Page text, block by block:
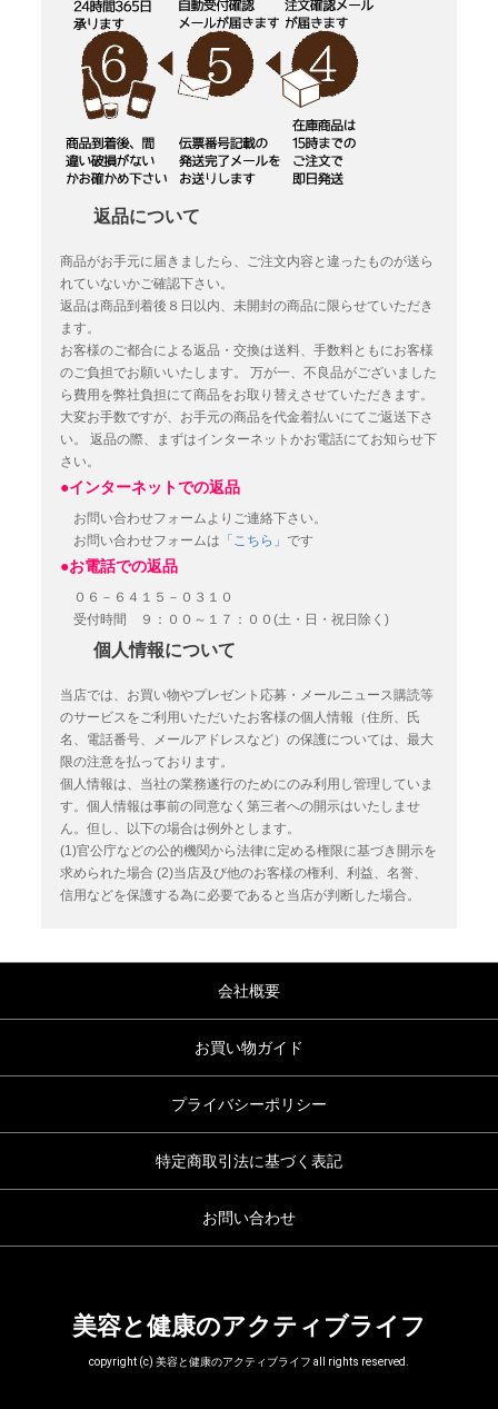
返品について
商品がお手元に届きましたら、ご注文内容と違ったものが送ら
れていないかご確認下さい。
返品は商品到着後８日以内、未開封の商品に限らせていただき
ます。
お客様のご都合による返品・交換は送料、手数料ともにお客様
のご負担でお願いいたします。
万が一、不良品がございました
ら費用を弊社負担にて商品をお取り替えさせていただきます。
大変お手数ですが、お手元の商品を代金着払いにてご返送下さ
い。
返品の際、まずはインターネットかお電話にてお知らせ下
さい。
●インターネットでの返品
お問い合わせフォームよりご連絡下さい。
お問い合わせフォームは 「こちら」です
●お電話での返品
０６－６４１５－０３１０
受付時間 ９：００～１７：００(土・日・祝日除く)
個人情報について
当店では、お買い物やプレゼント応募・メールニュース購読等
のサービスをご利用いただいたお客様の個人情報（住所、氏
名、電話番号、メールアドレスなど）の保護については、最大
限の注意を払っております。
個人情報は、当社の業務遂行のためにのみ利用し管理していま
す。個人情報は事前の同意なく第三者への開示はいたしませ
ん。但し、以下の場合は例外とします。
(1)官公庁などの公的機関から法律に定める権限に基づき開示を
求められた場合 (2)当店及び他のお客様の権利、利益、名誉、
信用などを保護する為に必要であると当店が判断した場合。
会社概要
お買い物ガイド
プライバシーポリシー
特定商取引法に基づく表記
お問い合わせ
美容と健康のアクティブライフ
copyright (c) 美容と健康のアクティブライフ all rights reserved.